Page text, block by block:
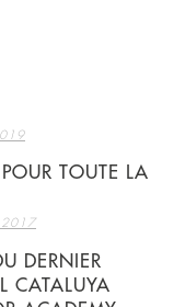
TOUTE LA
2017
DERNIER
CATALUYA